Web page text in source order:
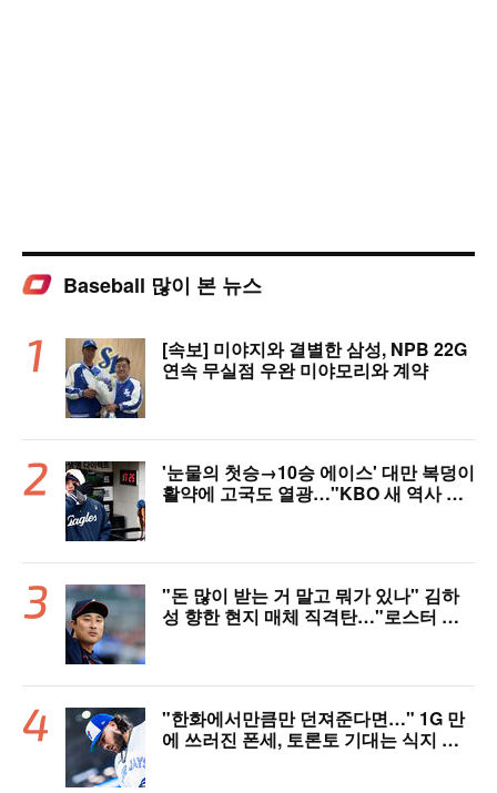
Baseball 많이 본 뉴스
[속보] 미야지와 결별한 삼성, NPB 22G
연속 무실점 우완 미야모리와 계약
'눈물의 첫승→10승 에이스' 대만 복덩이
활약에 고국도 열광…"KBO 새 역사 썼
"돈 많이 받는 거 말고 뭐가 있나" 김하
성 향한 현지 매체 직격탄…"로스터 한
"한화에서만큼만 던져준다면…" 1G 만
에 쓰러진 폰세, 토론토 기대는 식지 않